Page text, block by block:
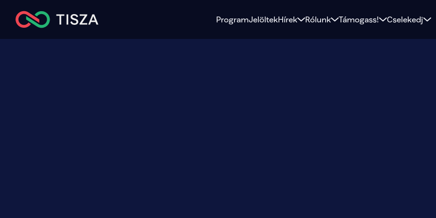
ProgramJelöltekHírek Rólunk Támogass! Cselekedj